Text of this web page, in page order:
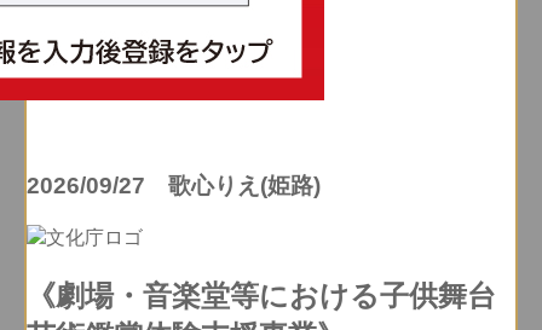
2026/09/27 歌心りえ(姫路)
《劇場・音楽堂等における子供舞台